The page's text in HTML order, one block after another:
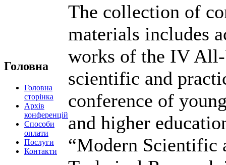
Головна
Головна
сторінка
Архів
конференцій
Способи
оплати
Послуги
Контакти
The collection of
materials includes
works of the IV
scientific and
conference of
and higher
“Modern Scientific